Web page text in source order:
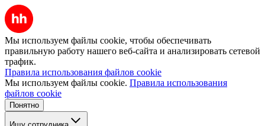
Мы используем файлы cookie, чтобы обеспечивать
правильную работу нашего веб-сайта и анализировать сетевой
трафик.
Правила использования файлов cookie
Мы используем файлы cookie. Правила использования
файлов cookie
Понятно